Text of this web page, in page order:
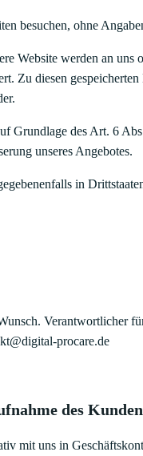
besuchen, ohne
Website werden an uns
Zu diesen
Grundlage des Art. 6
unseres Angebotes.
in
Verantwortlicher
procare.de
des
mit uns in